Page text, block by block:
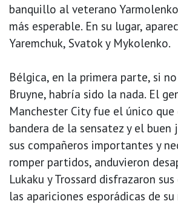
banquillo al veterano
más esperable. En su lugar,
Yaremchuk, Svatok y Mykolenko.
Bélgica, en la primera parte, si
Bruyne, habría sido la nada. El
Manchester City fue el único
bandera de la sensatez y el buen
sus compañeros importantes y
romper partidos, anduvieron
Lukaku y Trossard disfrazaron
las apariciones esporádicas de